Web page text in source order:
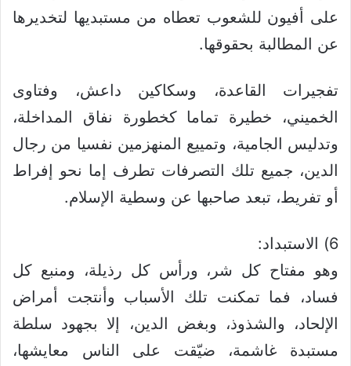
على أفيون للشعوب تعطاه من مستبديها لتخديرها
عن المطالبة بحقوقها.
تفجيرات القاعدة، وسكاكين داعش، وفتاوى
الخميني، خطيرة تماما كخطورة نفاق المداخلة،
وتدليس الجامية، وتمييع المنهزمين نفسيا من رجال
الدين، جميع تلك التصرفات تطرف إما نحو إفراط
أو تفريط، تبعد صاحبها عن وسطية الإسلام.
6) الاستبداد:
وهو مفتاح كل شر، ورأس كل رذيلة، ومنبع كل
فساد، فما تمكنت تلك الأسباب وأنتجت أمراض
الإلحاد، والشذوذ، وبغض الدين، إلا بجهود سلطة
مستبدة غاشمة، ضيّقت على الناس معايشها،